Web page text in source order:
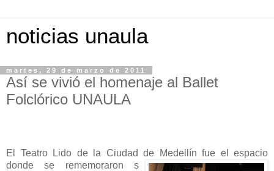
noticias unaula
martes, 29 de marzo de 2011
Así se vivió el homenaje al Ballet
Folclórico UNAULA
El Teatro Lido de la Ciudad de Medellín fue el espacio
donde se rememoraron s